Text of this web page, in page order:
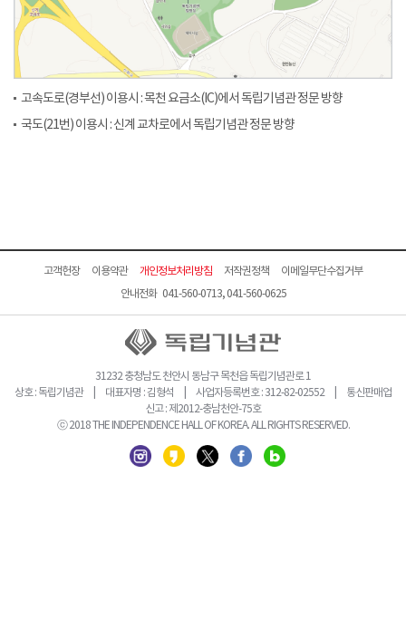
고속도로(경부선) 이용시 : 목천 요금소(IC)에서 독립기념관 정문 방향
국도(21번) 이용시 : 신계 교차로에서 독립기념관 정문 방향
고객헌장 이용약관 개인정보처리방침 저작권정책
이메일무단수집거부
안내전화 041-560-0713, 041-560-0625
31232 충청남도 천안시 동남구 목천읍 독립기념관로 1
상호 : 독립기념관 | 대표자명 : 김형석 | 사업자등록번호 : 312-82-02552 | 통신판매업
신고 : 제2012-충남천안-75호
ⓒ 2018 THE INDEPENDENCE HALL OF KOREA. ALL RIGHTS RESERVED.